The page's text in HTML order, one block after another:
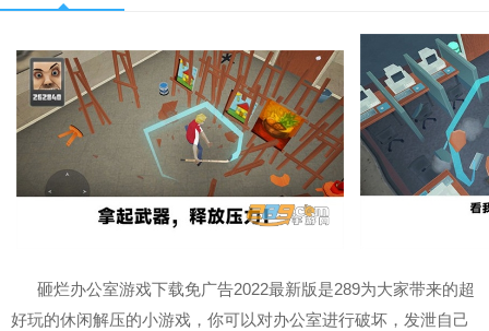
砸烂办公室游戏下载免广告2022最新版是289为大家带来的超
好玩的休闲解压的小游戏，你可以对办公室进行破坏，发泄自己